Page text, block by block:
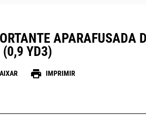
(0,9 YD3)
print IMPRIMIR